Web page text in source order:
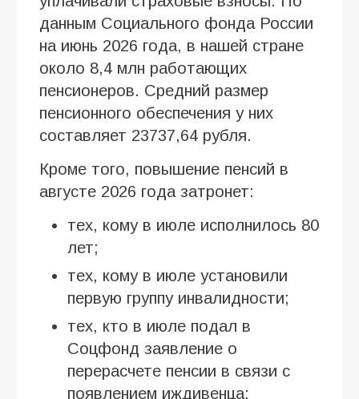
данным Социального фонда России
на июнь 2026 года, в нашей стране
около 8,4 млн работающих
пенсионеров. Средний размер
пенсионного обеспечения у них
составляет 23737,64 рубля.
Кроме того, повышение пенсий в
августе 2026 года затронет:
тех, кому в июле исполнилось 80
лет;
тех, кому в июле установили
первую группу инвалидности;
тех, кто в июле подал в
Соцфонд заявление о
перерасчете пенсии в связи с
появлением иждивенца;